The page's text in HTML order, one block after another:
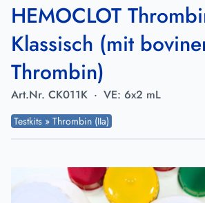
HEMOCLOT
Klassisch (mit
Thrombin)
Art.Nr. CK011K · VE: 6x2 mL
Testkits » Thrombin (IIa)